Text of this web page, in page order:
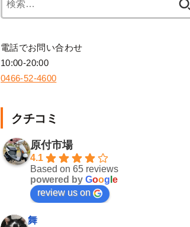
電話でお問い合わせ
10:00-20:00
0466-52-4600
クチコミ
原付市場
4.1
Based on 65 reviews
powered by Goog e
review us on
舞